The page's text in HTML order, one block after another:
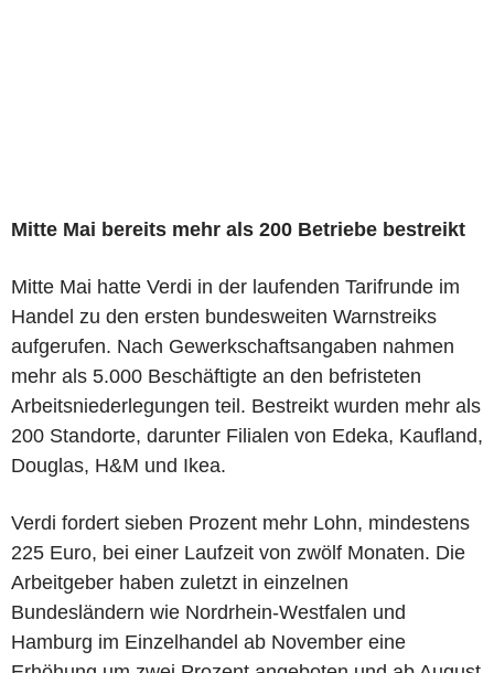
Mitte Mai bereits mehr als 200 Betriebe bestreikt
Mitte Mai hatte Verdi in der laufenden Tarifrunde im
Handel zu den ersten bundesweiten Warnstreiks
aufgerufen. Nach Gewerkschaftsangaben nahmen
mehr als 5.000 Beschäftigte an den befristeten
Arbeitsniederlegungen teil. Bestreikt wurden mehr als
200 Standorte, darunter Filialen von Edeka, Kaufland,
Douglas, H&M und Ikea.
Verdi fordert sieben Prozent mehr Lohn, mindestens
225 Euro, bei einer Laufzeit von zwölf Monaten. Die
Arbeitgeber haben zuletzt in einzelnen
Bundesländern wie Nordrhein-Westfalen und
Hamburg im Einzelhandel ab November eine